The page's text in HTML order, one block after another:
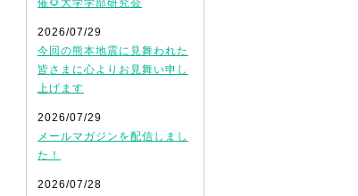
催🌻大学学部研究会
2026/07/29
今回の熊本地震に見舞われた
皆さまに心よりお見舞い申し
上げます
2026/07/29
メールマガジンを配信しまし
た！
2026/07/28